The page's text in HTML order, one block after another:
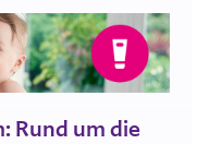
Rund um die